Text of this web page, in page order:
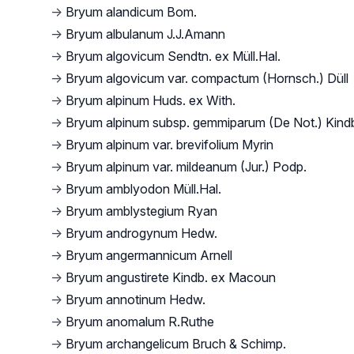
→ Bryum alandicum Bom.
→ Bryum albulanum J.J.Amann
→ Bryum algovicum Sendtn. ex Müll.Hal.
→ Bryum algovicum var. compactum (Hornsch.) Düll
→ Bryum alpinum Huds. ex With.
→ Bryum alpinum subsp. gemmiparum (De Not.)
→ Bryum alpinum var. brevifolium Myrin
→ Bryum alpinum var. mildeanum (Jur.) Podp.
→ Bryum amblyodon Müll.Hal.
→ Bryum amblystegium Ryan
→ Bryum androgynum Hedw.
→ Bryum angermannicum Arnell
→ Bryum angustirete Kindb. ex Macoun
→ Bryum annotinum Hedw.
→ Bryum anomalum R.Ruthe
→ Bryum archangelicum Bruch & Schimp.